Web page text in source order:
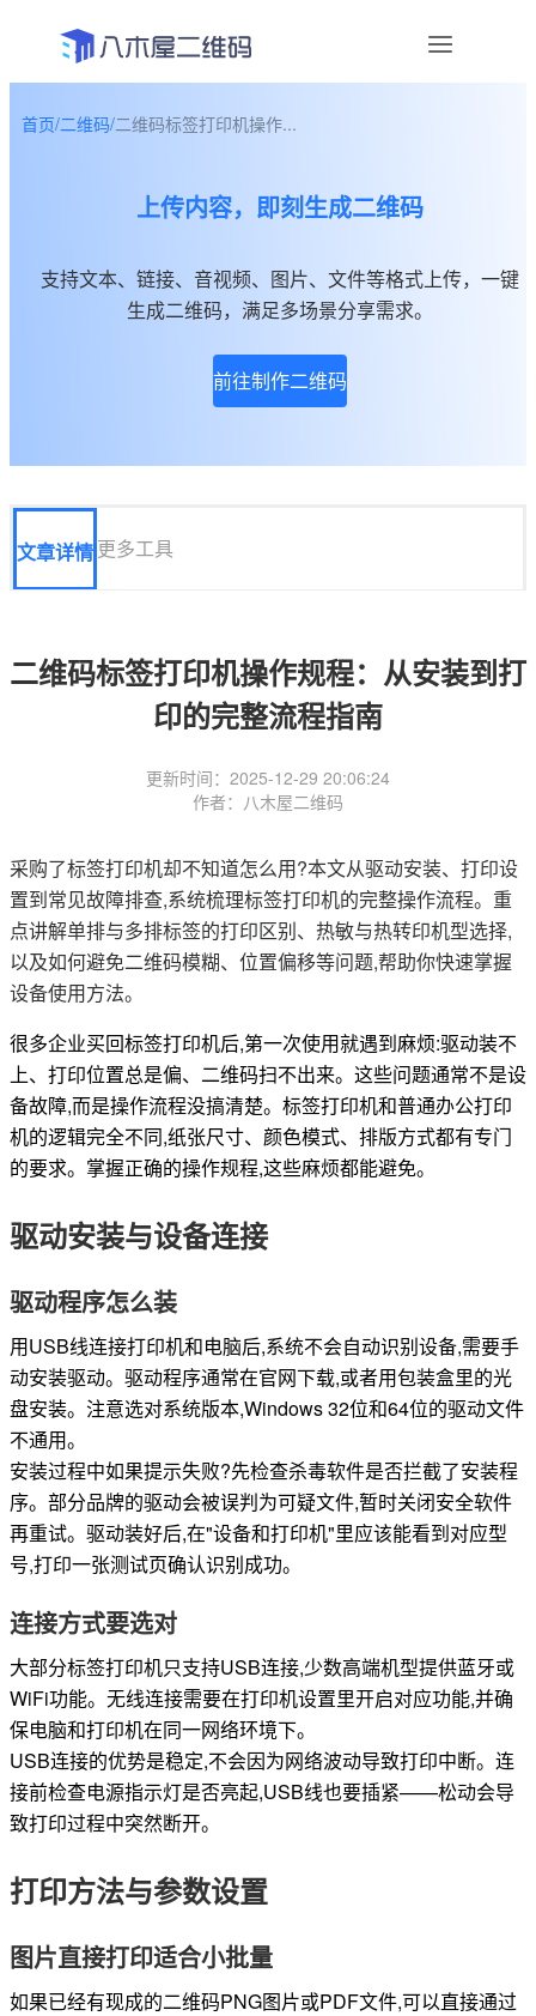
帮助中心
首页/二维码/二维码标签打印机操作...
上传内容，即刻生成二维码
支持文本、链接、音视频、图片、文件等格式上传，一键
生成二维码，满足多场景分享需求。
前往制作二维码
文章详情更多工具
二维码标签打印机操作规程：从安装到打
印的完整流程指南
更新时间：2025-12-29 20:06:24
作者：八木屋二维码
采购了标签打印机却不知道怎么用?本文从驱动安装、打印设
置到常见故障排查,系统梳理标签打印机的完整操作流程。重
点讲解单排与多排标签的打印区别、热敏与热转印机型选择,
以及如何避免二维码模糊、位置偏移等问题,帮助你快速掌握
设备使用方法。
很多企业买回标签打印机后,第一次使用就遇到麻烦:驱动装不
上、打印位置总是偏、二维码扫不出来。这些问题通常不是设
备故障,而是操作流程没搞清楚。标签打印机和普通办公打印
机的逻辑完全不同,纸张尺寸、颜色模式、排版方式都有专门
的要求。掌握正确的操作规程,这些麻烦都能避免。
驱动安装与设备连接
驱动程序怎么装
用USB线连接打印机和电脑后,系统不会自动识别设备,需要手
动安装驱动。驱动程序通常在官网下载,或者用包装盒里的光
盘安装。注意选对系统版本,Windows 32位和64位的驱动文件
不通用。
安装过程中如果提示失败?先检查杀毒软件是否拦截了安装程
序。部分品牌的驱动会被误判为可疑文件,暂时关闭安全软件
再重试。驱动装好后,在"设备和打印机"里应该能看到对应型
号,打印一张测试页确认识别成功。
连接方式要选对
大部分标签打印机只支持USB连接,少数高端机型提供蓝牙或
WiFi功能。无线连接需要在打印机设置里开启对应功能,并确
保电脑和打印机在同一网络环境下。
USB连接的优势是稳定,不会因为网络波动导致打印中断。连
接前检查电源指示灯是否亮起,USB线也要插紧——松动会导
致打印过程中突然断开。
打印方法与参数设置
图片直接打印适合小批量
如果已经有现成的二维码PNG图片或PDF文件,可以直接通过